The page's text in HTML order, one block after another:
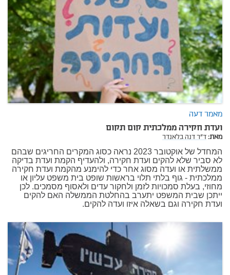
מאמר דעה
ועדת חקירה ממלכתית קום תקום
מאת:ד"ר דנה בלאנדר
המחדל של אוקטובר 2023 נראה כסוג המקרים החריגים שבהם
לא סביר שלא להקים ועדת חקירה, ולהעדיף הקמת ועדת בדיקה
ממשלתית או ועדה מסוג אחר כדי להימנע מהקמת ועדת חקירה
ממלכתית - גוף בלתי תלוי בראשות שופט בית משפט עליון או
מחוזי, בעלת סמכויות לזמן ולחקור עדים ולאסוף מסמכים. לכן
ייתכן שבית המשפט יתערב בהחלטת הממשלה האם להקים
ועדת חקירה וגם בשאלה איזו ועדה להקים.